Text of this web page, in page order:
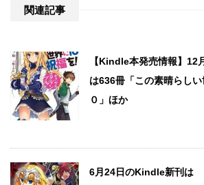
関連記事
【Kindle本発売情報】
は636冊「この素晴らし
０」ほか
6月24日のKindle新刊は